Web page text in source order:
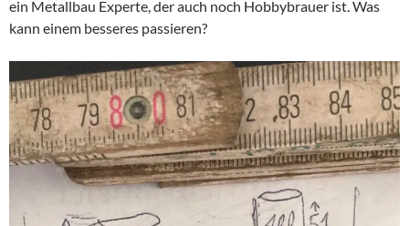
ein Metallbau Experte, der auch noch Hobbybrauer ist. Was
kann einem besseres passieren?